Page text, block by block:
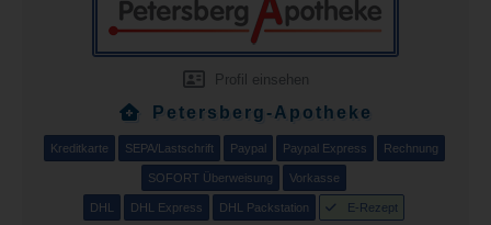
Profil einsehen
Petersberg-Apotheke
Kreditkarte SEPA/Lastschrift Paypal Paypal Express Rechnung
SOFORT Überweisung Vorkasse
DHL DHL Express DHL Packstation E-Rezept